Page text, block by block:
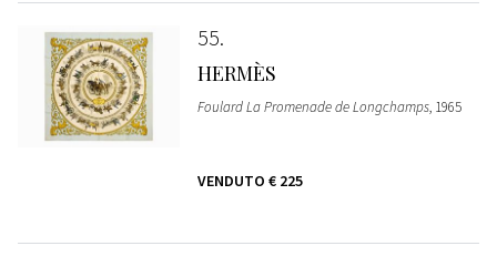
55
HERMÈS
Foulard La Promenade de Longchamps, 1965
VENDUTO € 225